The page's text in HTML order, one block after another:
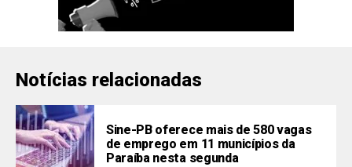
Notícias relacionadas
Sine-PB oferece mais de 580 vagas
de emprego em 11 municípios da
Paraíba nesta segunda